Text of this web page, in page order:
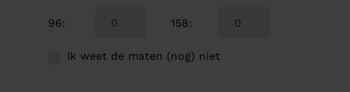
96: 158:
Ik weet de maten (nog) niet